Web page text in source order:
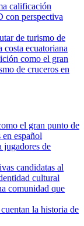
calificación
con perspectiva
de turismo de
costa ecuatoriana
como el gran
de cruceros en
el gran punto de
español
jugadores de
candidatas al
cultural
comunidad que
la historia de